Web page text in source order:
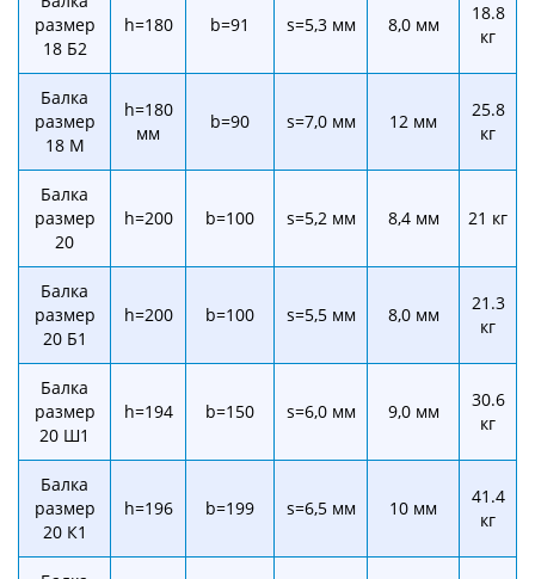
размер
18 Б2
h=180 b=91 s=5,3 мм 8,0 мм
18.8
кг
Балка
размер
18 М
h=180
мм
b=90 s=7,0 мм 12 мм
25.8
кг
Балка
размер
20
h=200 b=100 s=5,2 мм 8,4 мм 21 кг
Балка
размер
20 Б1
h=200 b=100 s=5,5 мм 8,0 мм
21.3
кг
Балка
размер
20 Ш1
h=194 b=150 s=6,0 мм 9,0 мм
30.6
кг
Балка
размер
20 К1
h=196 b=199 s=6,5 мм 10 мм
41.4
кг